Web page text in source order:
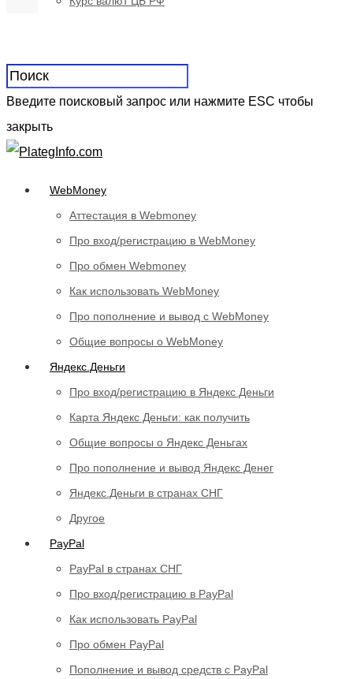
Введите поисковый запрос или нажмите ESC чтобы
закрыть
WebMoney
Аттестация в Webmoney
Про вход/регистрацию в WebMoney
Про обмен Webmoney
Как использовать WebMoney
Про пополнение и вывод с WebMoney
Общие вопросы о WebMoney
Яндекс.Деньги
Про вход/регистрацию в Яндекс Деньги
Карта Яндекс Деньги: как получить
Общие вопросы о Яндекс Деньгах
Про пополнение и вывод Яндекс Денег
Яндекс.Деньги в странах СНГ
Другое
PayPal
PayPal в странах СНГ
Про вход/регистрацию в PayPal
Как использовать PayPal
Про обмен PayPal
Пополнение и вывод средств с PayPal